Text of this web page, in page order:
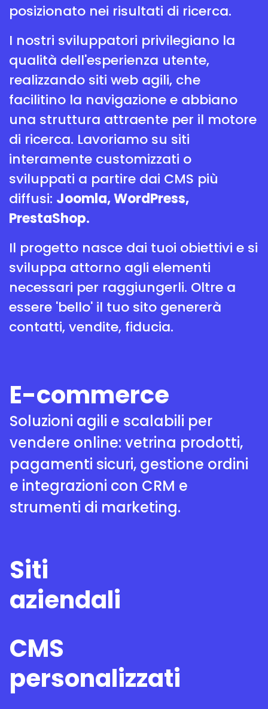
posizionato nei risultati di ricerca.
I nostri sviluppatori privilegiano la
qualità dell'esperienza utente,
realizzando siti web agili, che
facilitino la navigazione e abbiano
una struttura attraente per il motore
di ricerca. Lavoriamo su siti
interamente customizzati o
sviluppati a partire dai CMS più
diffusi: Joomla, WordPress,
PrestaShop.
Il progetto nasce dai tuoi obiettivi e si
sviluppa attorno agli elementi
necessari per raggiungerli. Oltre a
essere 'bello' il tuo sito genererà
contatti, vendite, fiducia.
E-commerce
Soluzioni agili e scalabili per
vendere online: vetrina prodotti,
pagamenti sicuri, gestione ordini
e integrazioni con CRM e
strumenti di marketing.
Siti
aziendali
CMS
personalizzati